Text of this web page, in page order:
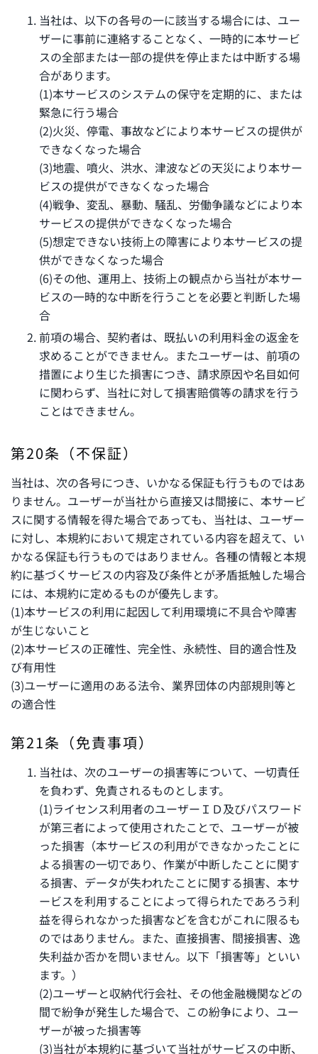
当社は、以下の各号の一に該当する場合には、ユー
ザーに事前に連絡することなく、一時的に本サービ
スの全部または一部の提供を停止または中断する場
合があります。
(1)本サービスのシステムの保守を定期的に、または
緊急に行う場合
(2)火災、停電、事故などにより本サービスの提供が
できなくなった場合
(3)地震、噴火、洪水、津波などの天災により本サー
ビスの提供ができなくなった場合
(4)戦争、変乱、暴動、騒乱、労働争議などにより本
サービスの提供ができなくなった場合
(5)想定できない技術上の障害により本サービスの提
供ができなくなった場合
(6)その他、運用上、技術上の観点から当社が本サー
ビスの一時的な中断を行うことを必要と判断した場
合
前項の場合、契約者は、既払いの利用料金の返金を
求めることができません。またユーザーは、前項の
措置により生じた損害につき、請求原因や名目如何
に関わらず、当社に対して損害賠償等の請求を行う
ことはできません。
第20条（不保証）
当社は、次の各号につき、いかなる保証も行うものではあ
りません。ユーザーが当社から直接又は間接に、本サービ
スに関する情報を得た場合であっても、当社は、ユーザー
に対し、本規約において規定されている内容を超えて、い
かなる保証も行うものではありません。各種の情報と本規
約に基づくサービスの内容及び条件とが矛盾抵触した場合
には、本規約に定めるものが優先します。
(1)本サービスの利用に起因して利用環境に不具合や障害
が生じないこと
(2)本サービスの正確性、完全性、永続性、目的適合性及
び有用性
(3)ユーザーに適用のある法令、業界団体の内部規則等と
の適合性
第21条（免責事項）
当社は、次のユーザーの損害等について、一切責任
を負わず、免責されるものとします。
(1)ライセンス利用者のユーザーＩＤ及びパスワード
が第三者によって使用されたことで、ユーザーが被
った損害（本サービスの利用ができなかったことに
よる損害の一切であり、作業が中断したことに関す
る損害、データが失われたことに関する損害、本サ
ービスを利用することによって得られたであろう利
益を得られなかった損害などを含むがこれに限るも
のではありません。また、直接損害、間接損害、逸
失利益か否かを問いません。以下「損害等」といい
ます。）
(2)ユーザーと収納代行会社、その他金融機関などの
間で紛争が発生した場合で、この紛争により、ユー
ザーが被った損害等
(3)当社が本規約に基づいて当社がサービスの中断、